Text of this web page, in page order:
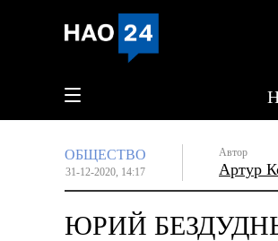
ОБЩЕСТВО
31-12-2020, 14:17
Автор
Артур
ЮРИЙ